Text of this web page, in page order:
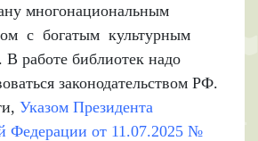
многонациональным
с богатым культурным
В работе библиотек надо
законодательством РФ.
Указом Президента
Федерации от 11.07.2025 №